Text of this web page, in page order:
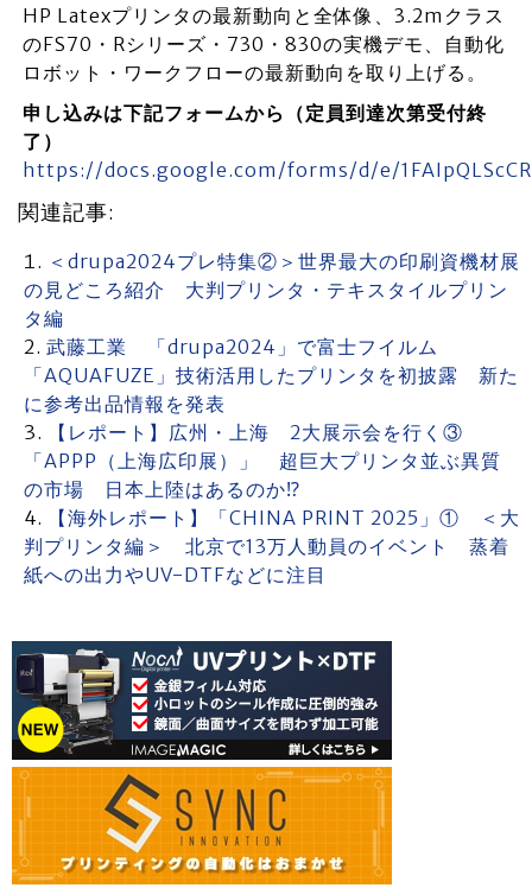
HP Latexプリンタの最新動向と全体像、3.2mクラス
のFS70・Rシリーズ・730・830の実機デモ、自動化
ロボット・ワークフローの最新動向を取り上げる。
申し込みは下記フォームから（定員到達次第受付終
了）
https://docs.google.com/forms/d/e/
関連記事:
＜drupa2024プレ特集②＞世界最大の印刷資機材展
の見どころ紹介 大判プリンタ・テキスタイルプリン
タ編
武藤工業 「drupa2024」で富士フイルム
「AQUAFUZE」技術活用したプリンタを初披露 新た
に参考出品情報を発表
【レポート】広州・上海 2大展示会を行く③
「APPP（上海広印展）」 超巨大プリンタ並ぶ異質
の市場 日本上陸はあるのか⁉
【海外レポート】「CHINA PRINT 2025」① ＜大
判プリンタ編＞ 北京で13万人動員のイベント 蒸着
紙への出力やUV-DTFなどに注目